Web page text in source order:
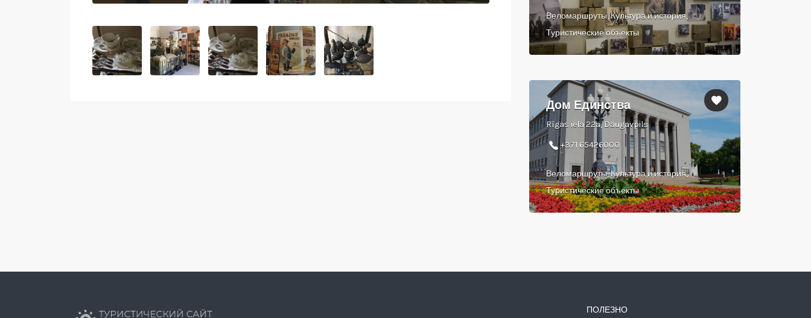
Веломаршруты, Культура и история,
Туристические объекты
Дом Единства
Rīgas iela 22a, Daugavpils
+371 65426000
Веломаршруты, Культура и история,
Туристические объекты
ПОЛЕЗНО